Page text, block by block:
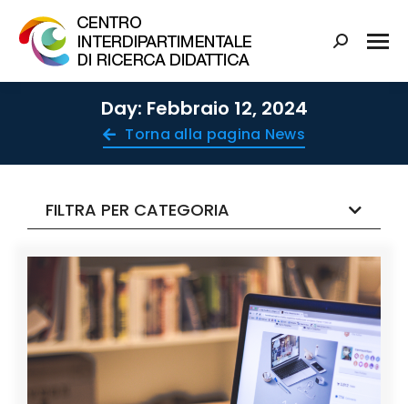
Day: Febbraio 12, 2024
Torna alla pagina News
FILTRA PER CATEGORIA